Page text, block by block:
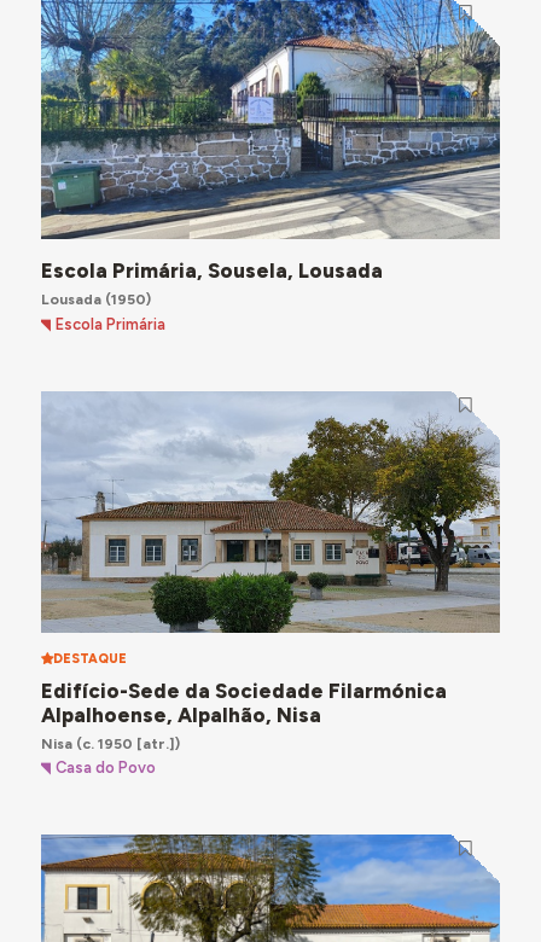
Escola Primária, Sousela, Lousada
Lousada(1950)
Escola Primária
DESTAQUE
Edifício-Sede da Sociedade Filarmónica
Alpalhoense, Alpalhão, Nisa
Nisa(c. 1950 [atr.])
Casa do Povo